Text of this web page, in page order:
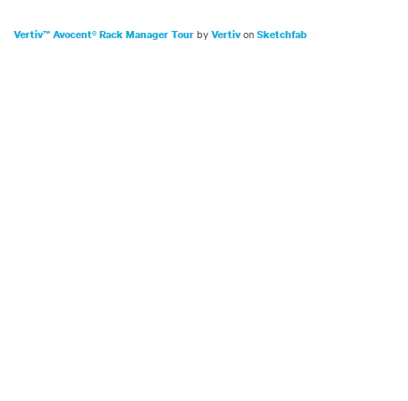
Vertiv™ Avocent® Rack Manager TourbyVertivonSketchfab